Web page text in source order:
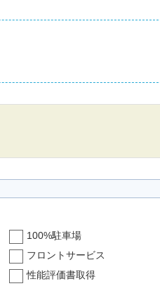
100%駐車場
フロントサービス
性能評価書取得